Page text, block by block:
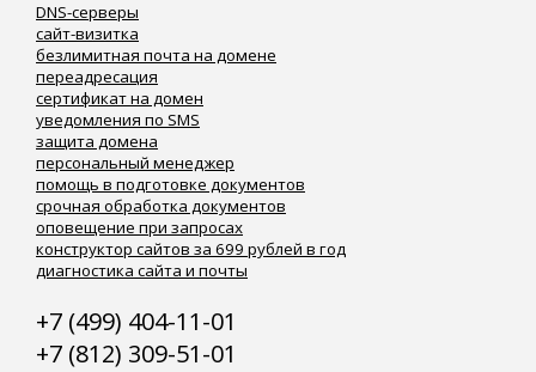
DNS-серверы
сайт-визитка
безлимитная почта на домене
переадресация
сертификат на домен
уведомления по SMS
защита домена
персональный менеджер
помощь в подготовке документов
срочная обработка документов
оповещение при запросах
конструктор сайтов за 699 рублей в год
диагностика сайта и почты
+7 (499) 404-11-01
+7 (812) 309-51-01